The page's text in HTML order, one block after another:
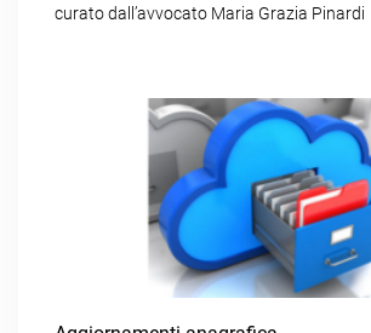
curato dall’avvocato Maria Grazia Pinardi